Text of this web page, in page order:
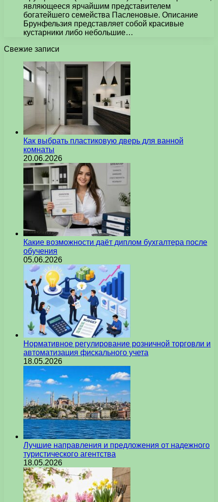
являющееся ярчайшим представителем
богатейшего семейства Пасленовые. Описание
Брунфельзия представляет собой красивые
кустарники либо небольшие…
Свежие записи
Как выбрать пластиковую дверь для ванной
комнаты
20.06.2026
Какие возможности даёт диплом бухгалтера после
обучения
05.06.2026
Нормативное регулирование розничной торговли и
автоматизация фискального учета
18.05.2026
Лучшие направления и предложения от надежного
туристического агентства
18.05.2026